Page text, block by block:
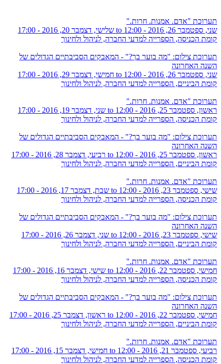
תערוכת "אדם. אמנות. חרות."
שני, ספטמבר 26, 2016 - 12:00
שלישי, דצמבר 20, 2016 - 17:00
קומת הכניסה, הספרייה למדעי החברה, לניהול ולחינוך
תערוכת צילום: "מה בוער בך?" - המאבקים הסביבתיים הגדולים של
השנה האחרונה
שני, ספטמבר 26, 2016 - 12:00
חמישי, דצמבר 29, 2016 - 17:00
קומת הביניים, הספרייה למדעי החברה, לניהול ולחינוך
תערוכת "אדם. אמנות. חרות."
ראשון, ספטמבר 25, 2016 - 12:00
שני, דצמבר 19, 2016 - 17:00
קומת הכניסה, הספרייה למדעי החברה, לניהול ולחינוך
תערוכת צילום: "מה בוער בך?" - המאבקים הסביבתיים הגדולים של
השנה האחרונה
ראשון, ספטמבר 25, 2016 - 12:00
רביעי, דצמבר 28, 2016 - 17:00
קומת הביניים, הספרייה למדעי החברה, לניהול ולחינוך
תערוכת "אדם. אמנות. חרות."
שישי, ספטמבר 23, 2016 - 12:00
שבת, דצמבר 17, 2016 - 17:00
קומת הכניסה, הספרייה למדעי החברה, לניהול ולחינוך
תערוכת צילום: "מה בוער בך?" - המאבקים הסביבתיים הגדולים של
השנה האחרונה
שישי, ספטמבר 23, 2016 - 12:00
שני, דצמבר 26, 2016 - 17:00
קומת הביניים, הספרייה למדעי החברה, לניהול ולחינוך
תערוכת "אדם. אמנות. חרות."
חמישי, ספטמבר 22, 2016 - 12:00
שישי, דצמבר 16, 2016 - 17:00
קומת הכניסה, הספרייה למדעי החברה, לניהול ולחינוך
תערוכת צילום: "מה בוער בך?" - המאבקים הסביבתיים הגדולים של
השנה האחרונה
חמישי, ספטמבר 22, 2016 - 12:00
ראשון, דצמבר 25, 2016 - 17:00
קומת הביניים, הספרייה למדעי החברה, לניהול ולחינוך
תערוכת "אדם. אמנות. חרות."
רביעי, ספטמבר 21, 2016 - 12:00
חמישי, דצמבר 15, 2016 - 17:00
קומת הכניסה, הספרייה למדעי החברה, לניהול ולחינוך